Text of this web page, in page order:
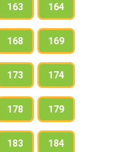
163 164
168 169
173 174
178 179
183 184